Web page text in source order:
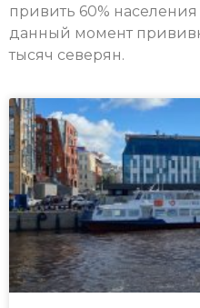
привить 60%
данный момент
тысяч северян.